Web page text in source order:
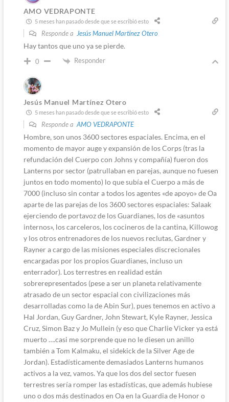
AMO VEDRAPONTE
5 meses han pasado desde que se escribió esto
Responde a Jesús Manuel Martínez Otero
Hay tantos que uno ya se pierde.
0 Responder
Jesús Manuel Martínez Otero
5 meses han pasado desde que se escribió esto
Responde a AMO VEDRAPONTE
Hombre, son unos 3600 sectores espaciales. Encima, en el
momento de mayor auge y expansión de los Corps (tras la
refundación del Cuerpo con Johns y compañía) fueron dos
Lanterns por sector (patrullaban en parejas, aunque no fuesen
juntos en todo momento) lo que subía el Cuerpo a más de
7000 (incluso sin contar a todos los agentes «de apoyo» de Oa
aparte de las parejas de los 3600 sectores espaciales: Salaak
ejerciendo de portavoz de los Guardianes, los de «asuntos
internos», los carceleros, los cocineros de la cantina, Killowog
y los otros entrenadores de los nuevos reclutas, Gardner y
Rayner a cargo de las misiones especiales discrecionales
encargadas por los propios Guardianes, incluso un
enterrador). Los terrestres en realidad están
sobrerepresentados (pese a ser un planeta relativamente
atrasado de un sector espacial con civilizaciones más
desarrolladas como la de Abin Sur), pues tenemos en activo a
Hal Jordan, Guy Gardner, John Stewart, Kyle Rayner, Jessica
Cruz, Simon Baz y Jo Mullein (y eso que Charlie Vicker ya está
muerto ….casi me sorprende que no le diesen un anillo
también a Tom Kalmaku, el sidekick de la Silver Age de
Jordan). Estadísticamente demasiados Lanterns humanos
activos a la vez, vamos. Ya que los dos del sector fuesen
terrestres sería romper las estadísticas, que además hubiese
uno o dos más destinados en Oa en la Guardia de Honor o